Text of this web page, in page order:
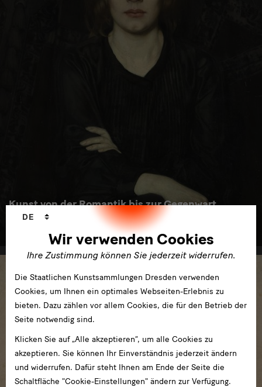
Kunst von der Romantik bis zur Gegenwart
Wir verwenden Cookies
Ihre Zustimmung können Sie jederzeit widerrufen.
Sprachwechsler
DE
Die Staatlichen Kunstsammlungen Dresden verwenden
Cookies, um Ihnen ein optimales Webseiten-Erlebnis zu
bieten. Dazu zählen vor allem Cookies, die für den Betrieb der
Seite notwendig sind.
Klicken Sie auf „Alle akzeptieren“, um alle Cookies zu
akzeptieren. Sie können Ihr Einverständnis jederzeit ändern
und widerrufen. Dafür steht Ihnen am Ende der Seite die
Schaltfläche "Cookie-Einstellungen" ändern zur Verfügung.